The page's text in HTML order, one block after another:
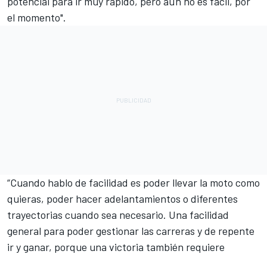
el momento".
“Cuando hablo de facilidad es poder llevar la moto como
quieras, poder hacer adelantamientos o diferentes
trayectorias cuando sea necesario. Una facilidad
general para poder gestionar las carreras y de repente
ir y ganar, porque una victoria también requiere